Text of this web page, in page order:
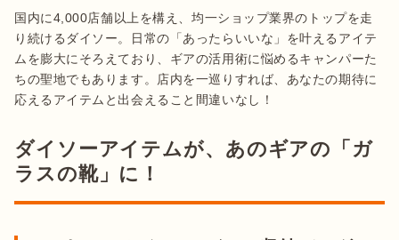
国内に4,000店舗以上を構え、均一ショップ業界のトップを走
り続けるダイソー。日常の「あったらいいな」を叶えるアイテ
ムを膨大にそろえており、ギアの活用術に悩めるキャンパーた
ちの聖地でもあります。店内を一巡りすれば、あなたの期待に
ダイソーアイテムが、あのギアの「ガ
ラスの靴」に！